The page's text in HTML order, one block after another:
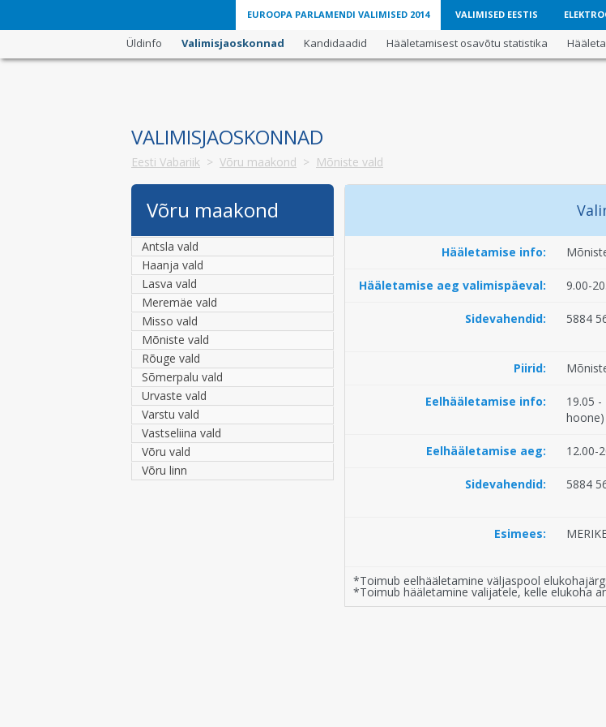
EUROOPA PARLAMENDI VALIMISED 2014 VALIMISED EESTIS
Üldinfo Valimisjaoskonnad Kandidaadid Hääletamisest osavõtu statistika
VALIMISJAOSKONNAD
Eesti Vabariik > Võru maakond > Mõniste vald
Võru maakond
Antsla vald
Haanja vald
Lasva vald
Meremäe vald
Misso vald
Mõniste vald
Rõuge vald
Sõmerpalu vald
Urvaste vald
Varstu vald
Vastseliina vald
Võru vald
Võru linn
Hääletamise info:
Hääletamise aeg valimispäeval: 9.00-
Sidevahendid: 5884
Piirid:
Eelhääletamise info:
19.05
hoone)
Eelhääletamise aeg: 12.00-
Sidevahendid: 5884
Esimees:
*Toimub eelhääletamine väljaspool
*Toimub hääletamine valijatele, kelle elukoha